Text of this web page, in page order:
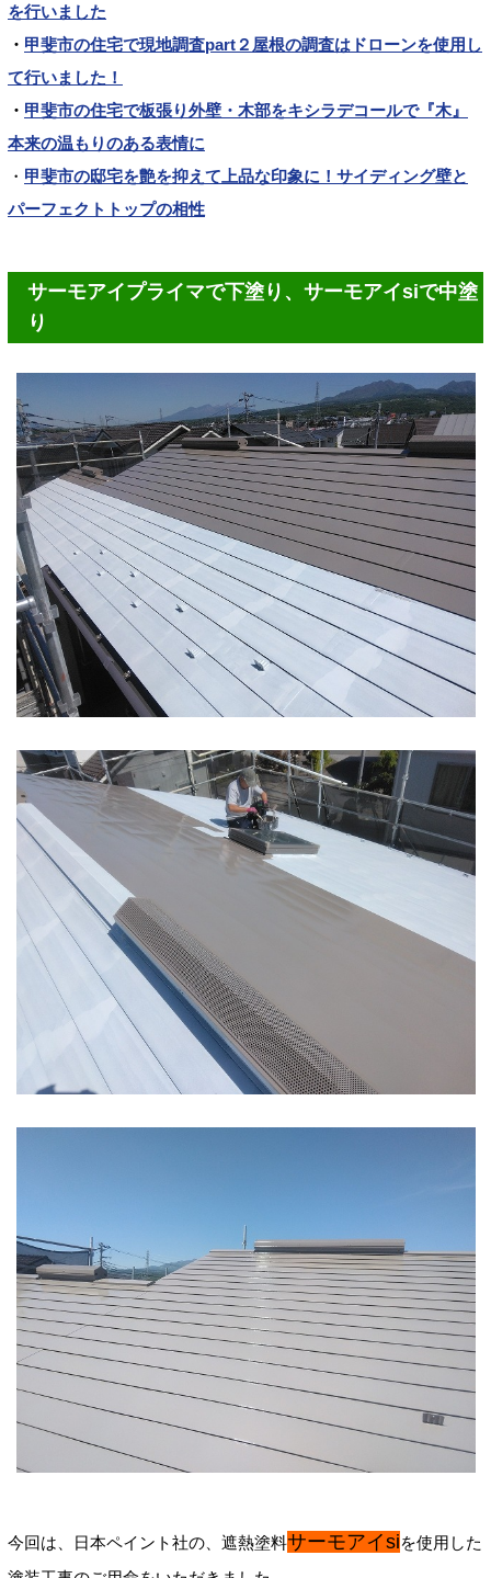
を行いました
・ 甲斐市の住宅で現地調査part２屋根の調査はドローンを使用し
て行いました！
・ 甲斐市の住宅で板張り外壁・木部をキシラデコールで『木』
本来の温もりのある表情に
・ 甲斐市の邸宅を艶を抑えて上品な印象に！サイディング壁と
パーフェクトトップの相性
サーモアイプライマで下塗り、サーモアイsiで中塗
り
今回は、日本ペイント社の、遮熱塗料サーモアイsiを使用した